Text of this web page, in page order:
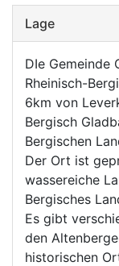
Lage
DIe Gemeinde
Rheinisch-
6km von
Bergisch
Bergischen
Der Ort ist
wassereiche
Bergisches
Es gibt
den
historischen